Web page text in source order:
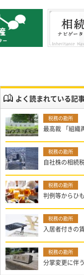
よく読まれている記
最高裁 「組織
自社株の相
判例等からひ
入居者付き
分掌変更に伴